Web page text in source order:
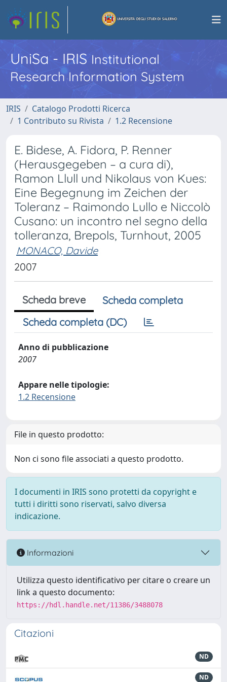
UniSa - IRISInstitutional
Research Information System
IRIS
Catalogo Prodotti Ricerca
1 Contributo su Rivista
1.2 Recensione
E. Bidese, A. Fidora, P. Renner
(Herausgegeben – a cura di),
Ramon Llull und Nikolaus von Kues:
Eine Begegnung im Zeichen der
Toleranz – Raimondo Lullo e Niccolò
Cusano: un incontro nel segno della
tolleranza, Brepols, Turnhout, 2005
MONACO, Davide
2007
Scheda breve
Scheda completa
Scheda completa (DC)
Anno di pubblicazione
2007
Appare nelle tipologie:
1.2 Recensione
File in questo prodotto:
Non ci sono file associati a questo prodotto.
I documenti in IRIS sono protetti da copyright e
tutti i diritti sono riservati, salvo diversa
indicazione.
Informazioni
Utilizza questo identificativo per citare o creare un
link a questo documento:
https://hdl.handle.net/11386/3488078
Citazioni
ND
ND